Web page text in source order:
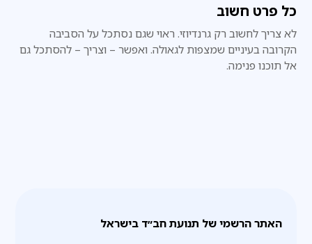
כל פרט חשוב
לא צריך לחשוב רק גרנדיוזי. ראוי שגם נסתכל על הסביבה
הקרובה בעיניים שמצפות לגאולה. ואפשר – וצריך – להסתכל גם
אל תוכנו פנימה.
האתר הרשמי של תנועת חב״ד בישראל